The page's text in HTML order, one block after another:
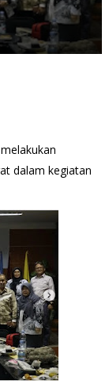
dalam kegiatan